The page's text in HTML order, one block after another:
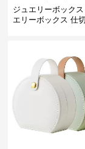
ジュエリーボック
エリーボックス 仕